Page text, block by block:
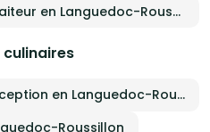
Brunch dominical avec traiteur en Languedoc-Roussillon
Formule italienne pour réception en Languedoc-Roussillon
Roussillon